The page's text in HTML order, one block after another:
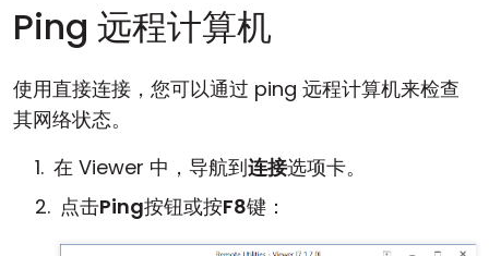
Ping 远程计算机
使用直接连接，您可以通过 ping 远程计算机来检查
其网络状态。
在 Viewer 中，导航到连接选项卡。
点击Ping按钮或按F8键：